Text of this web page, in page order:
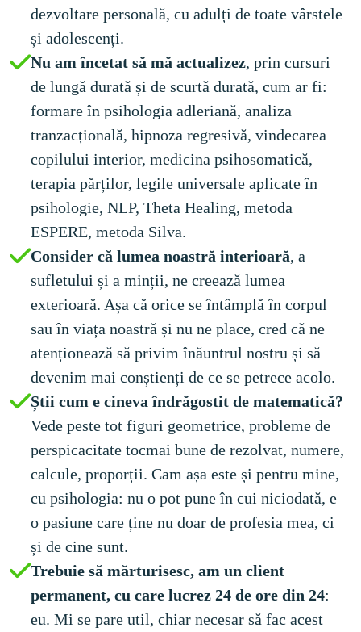
dezvoltare personală, cu adulți de toate vârstele
și adolescenți.
Nu am încetat să mă actualizez, prin cursuri
de lungă durată și de scurtă durată, cum ar fi:
formare în psihologia adleriană, analiza
tranzacțională, hipnoza regresivă, vindecarea
copilului interior, medicina psihosomatică,
terapia părților, legile universale aplicate în
psihologie, NLP, Theta Healing, metoda
ESPERE, metoda Silva.
Consider că lumea noastră interioară, a
sufletului și a minții, ne creează lumea
exterioară. Așa că orice se întâmplă în corpul
sau în viața noastră și nu ne place, cred că ne
atenționează să privim înăuntrul nostru și să
devenim mai conștienți de ce se petrece acolo.
Știi cum e cineva îndrăgostit de matematică?
Vede peste tot figuri geometrice, probleme de
perspicacitate tocmai bune de rezolvat, numere,
calcule, proporții. Cam așa este și pentru mine,
cu psihologia: nu o pot pune în cui niciodată, e
o pasiune care ține nu doar de profesia mea, ci
și de cine sunt.
Trebuie să mărturisesc, am un client
permanent, cu care lucrez 24 de ore din 24:
eu. Mi se pare util, chiar necesar să fac acest